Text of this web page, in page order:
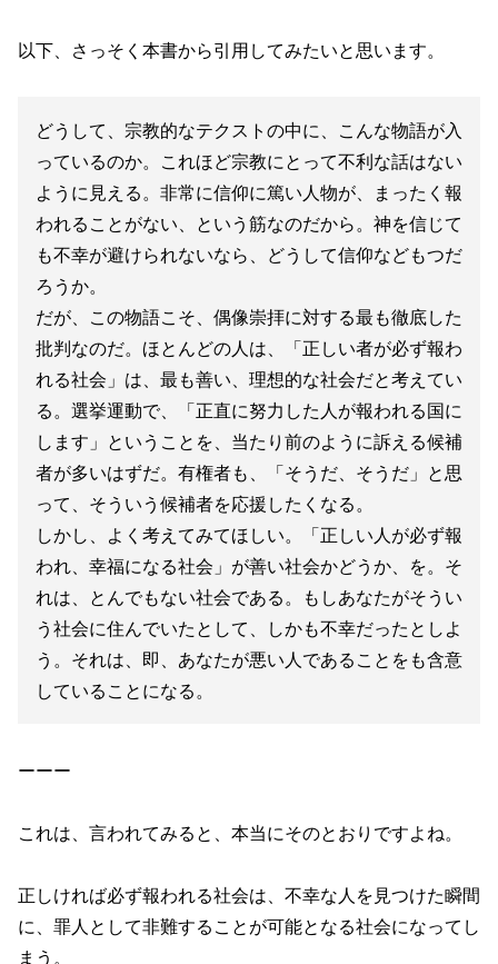
以下、さっそく本書から引用してみたいと思います。
どうして、宗教的なテクストの中に、こんな物語が入
っているのか。これほど宗教にとって不利な話はない
ように見える。非常に信仰に篤い人物が、まったく報
われることがない、という筋なのだから。神を信じて
も不幸が避けられないなら、どうして信仰などもつだ
ろうか。
だが、この物語こそ、偶像崇拝に対する最も徹底した
批判なのだ。ほとんどの人は、「正しい者が必ず報わ
れる社会」は、最も善い、理想的な社会だと考えてい
る。選挙運動で、「正直に努力した人が報われる国に
します」ということを、当たり前のように訴える候補
者が多いはずだ。有権者も、「そうだ、そうだ」と思
って、そういう候補者を応援したくなる。
しかし、よく考えてみてほしい。「正しい人が必ず報
われ、幸福になる社会」が善い社会かどうか、を。そ
れは、とんでもない社会である。もしあなたがそうい
う社会に住んでいたとして、しかも不幸だったとしよ
う。それは、即、あなたが悪い人であることをも含意
していることになる。
ーーー
これは、言われてみると、本当にそのとおりですよね。
正しければ必ず報われる社会は、不幸な人を見つけた瞬間
に、罪人として非難することが可能となる社会になってし
まう。